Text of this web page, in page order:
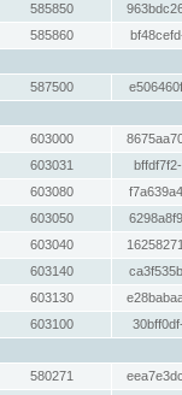
585850
585860
587500
603000
603031
603080
603050
603040
603140
603130
603100
580271